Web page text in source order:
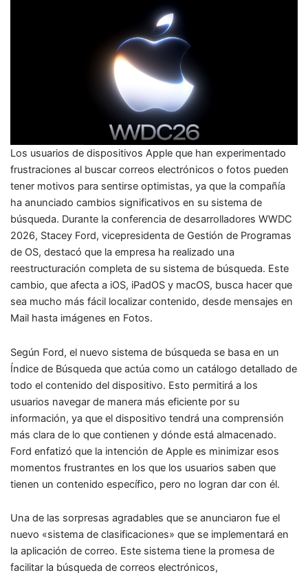
Los usuarios de dispositivos Apple que han experimentado
frustraciones al buscar correos electrónicos o fotos pueden
tener motivos para sentirse optimistas, ya que la compañía
ha anunciado cambios significativos en su sistema de
búsqueda. Durante la conferencia de desarrolladores WWDC
2026, Stacey Ford, vicepresidenta de Gestión de Programas
de OS, destacó que la empresa ha realizado una
reestructuración completa de su sistema de búsqueda. Este
cambio, que afecta a iOS, iPadOS y macOS, busca hacer que
sea mucho más fácil localizar contenido, desde mensajes en
Mail hasta imágenes en Fotos.
Según Ford, el nuevo sistema de búsqueda se basa en un
Índice de Búsqueda que actúa como un catálogo detallado de
todo el contenido del dispositivo. Esto permitirá a los
usuarios navegar de manera más eficiente por su
información, ya que el dispositivo tendrá una comprensión
más clara de lo que contienen y dónde está almacenado.
Ford enfatizó que la intención de Apple es minimizar esos
momentos frustrantes en los que los usuarios saben que
tienen un contenido específico, pero no logran dar con él.
Una de las sorpresas agradables que se anunciaron fue el
nuevo «sistema de clasificaciones» que se implementará en
la aplicación de correo. Este sistema tiene la promesa de
facilitar la búsqueda de correos electrónicos,